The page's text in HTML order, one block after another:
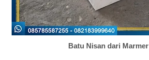
Batu Nisan dari Marmer